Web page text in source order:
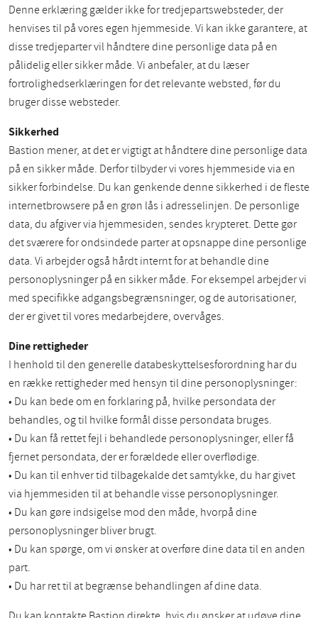
Denne erklæring gælder ikke for tredjepartswebsteder, der
henvises til på vores egen hjemmeside. Vi kan ikke garantere, at
disse tredjeparter vil håndtere dine personlige data på en
pålidelig eller sikker måde. Vi anbefaler, at du læser
fortrolighedserklæringen for det relevante websted, før du
bruger disse websteder.
Sikkerhed
Bastion mener, at det er vigtigt at håndtere dine personlige data
på en sikker måde. Derfor tilbyder vi vores hjemmeside via en
sikker forbindelse. Du kan genkende denne sikkerhed i de fleste
internetbrowsere på en grøn lås i adresselinjen. De personlige
data, du afgiver via hjemmesiden, sendes krypteret. Dette gør
det sværere for ondsindede parter at opsnappe dine personlige
data. Vi arbejder også hårdt internt for at behandle dine
personoplysninger på en sikker måde. For eksempel arbejder vi
med specifikke adgangsbegrænsninger, og de autorisationer,
der er givet til vores medarbejdere, overvåges.
Dine rettigheder
I henhold til den generelle databeskyttelsesforordning har du
en række rettigheder med hensyn til dine personoplysninger:
• Du kan bede om en forklaring på, hvilke persondata der
behandles, og til hvilke formål disse persondata bruges.
• Du kan få rettet fejl i behandlede personoplysninger, eller få
fjernet persondata, der er forældede eller overflødige.
• Du kan til enhver tid tilbagekalde det samtykke, du har givet
via hjemmesiden til at behandle visse personoplysninger.
• Du kan gøre indsigelse mod den måde, hvorpå dine
personoplysninger bliver brugt.
• Du kan spørge, om vi ønsker at overføre dine data til en anden
part.
• Du har ret til at begrænse behandlingen af dine data.